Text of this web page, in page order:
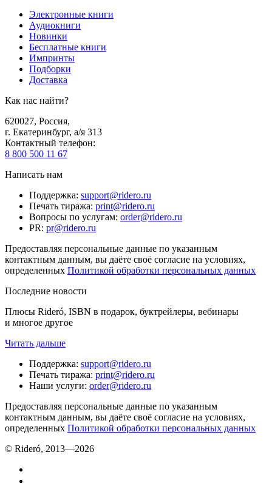
Электронные книги
Аудиокниги
Новинки
Бесплатные книги
Импринты
Подборки
Доставка
Как нас найти?
620027, Россия,
г. Екатеринбург, а/я 313
Контактный телефон:
8 800 500 11 67
Написать нам
Поддержка: support@ridero.ru
Печать тиража: print@ridero.ru
Вопросы по услугам: order@ridero.ru
PR: pr@ridero.ru
Предоставляя персональные данные по указанным
контактным данным, вы даёте своё согласие на условиях,
определенных Политикой обработки персональных данных
Последние новости
Плюсы Rideró, ISBN в подарок, буктрейлеры, вебинары
и многое другое
Читать дальше
Поддержка: support@ridero.ru
Печать тиража: print@ridero.ru
Наши услуги: order@ridero.ru
Предоставляя персональные данные по указанным
контактным данным, вы даёте своё согласие на условиях,
определенных Политикой обработки персональных данных
© Rideró, 2013—2026